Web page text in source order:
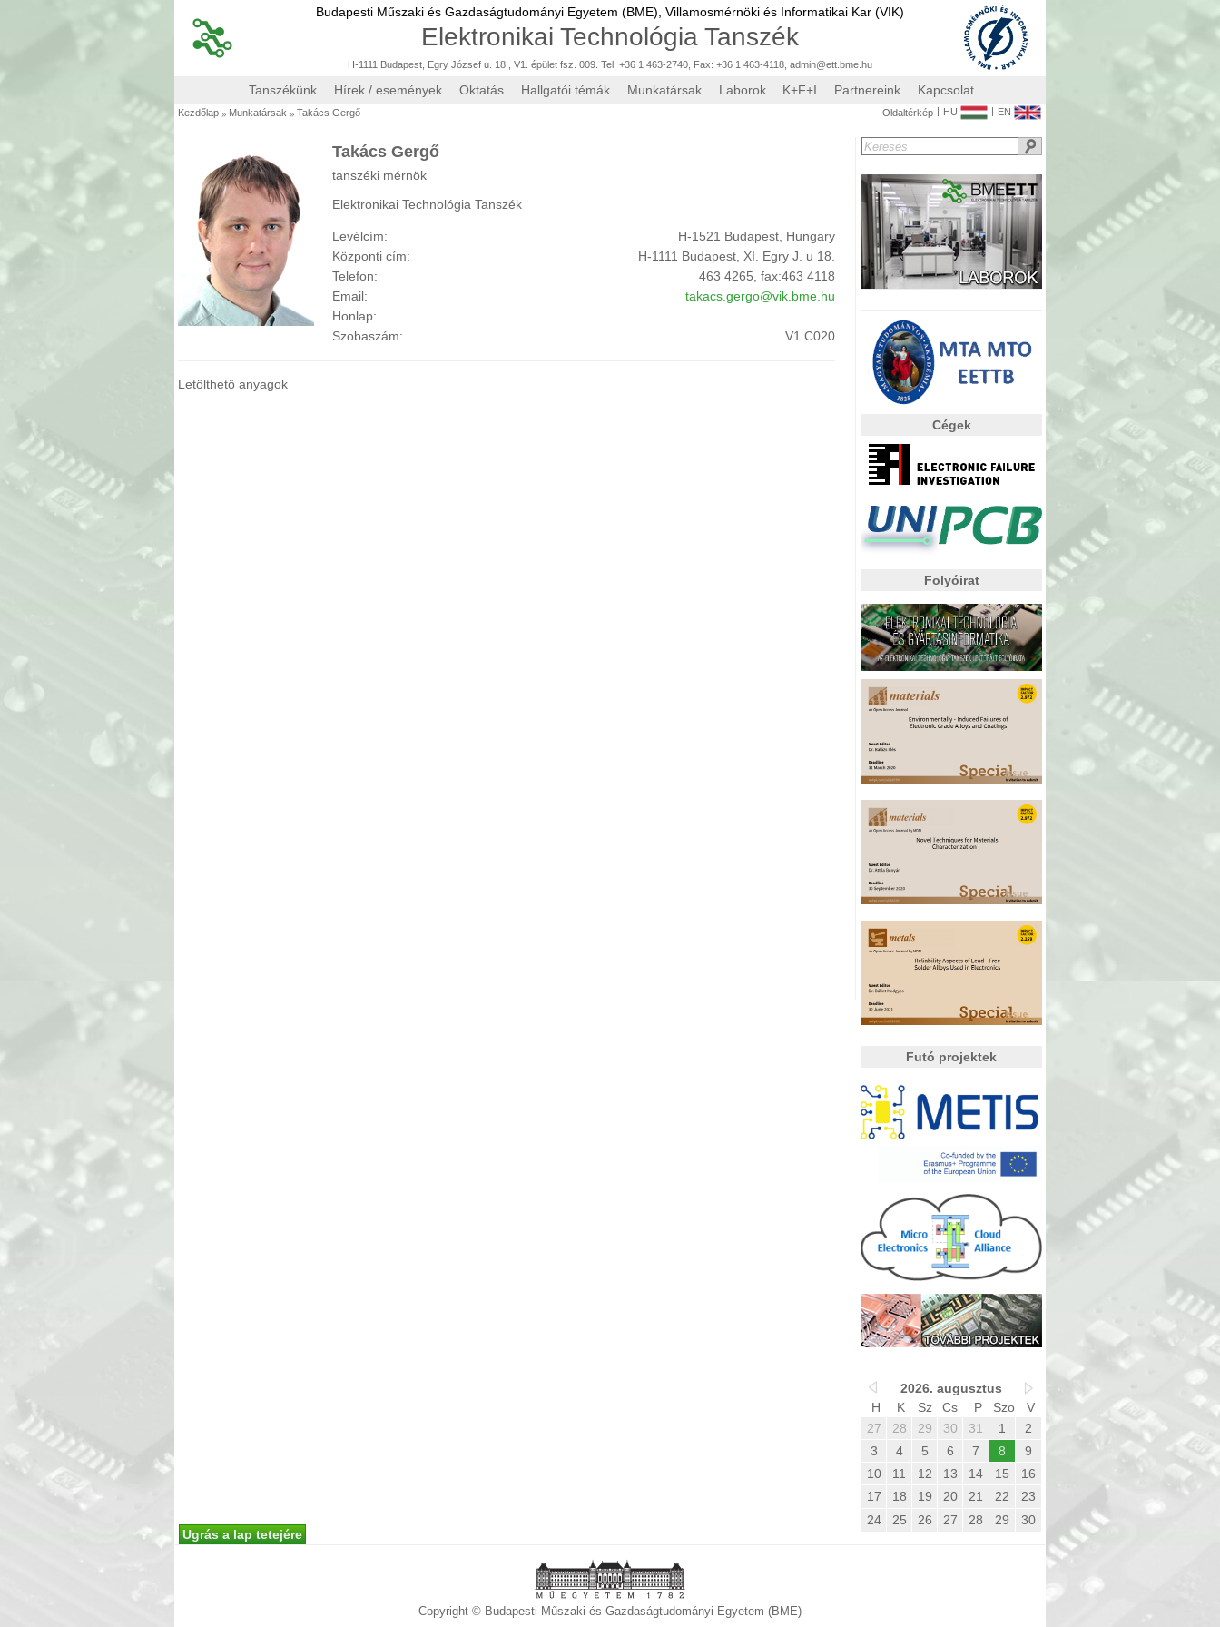
Budapesti Műszaki és Gazdaságtudományi Egyetem (BME), Villamosmérnöki és Informatikai Kar (VIK)
Elektronikai Technológia Tanszék
H-1111 Budapest, Egry József u. 18., V1. épület fsz. 009. Tel: +36 1 463-2740, Fax: +36 1 463-4118 admin@ett.bme.hu
Tanszékünk Hírek / események Oktatás Hallgatói témák Munkatársak Laborok K+F+I Partnereink Kapcsolat
Kezdőlap » Munkatársak » Takács Gergő Oldaltérkép | HU | EN
Takács Gergő
tanszéki mérnök
Elektronikai Technológia Tanszék
Levélcím:
H-1521 Budapest, Hungary
Központi cím:
H-1111 Budapest, XI. Egry J. u 18.
Telefon:
463 4265, fax:463 4118
Email:
takacs.gergo@vik.bme.hu
Honlap:
Szobaszám:
V1.C020
Letölthető anyagok
Cégek
Folyóirat
Futó projektek
2026. augusztus
H
K Sz Cs P Szo
V
27
28 29 30 31 1
2
3
4 5 6 7 8
9
10
11 12 13 14 15
16
17
18 19 20 21 22
23
24
25 26 27 28 29 30
Copyright © Budapesti Műszaki és Gazdaságtudományi Egyetem (BME)
Ugrás a lap tetejére